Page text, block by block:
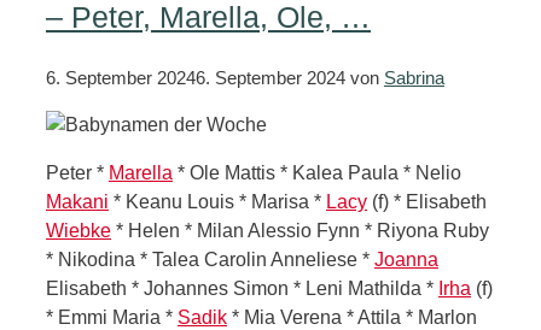
– Peter, Marella, Ole, …
6. September 20246. September 2024 von Sabrina
Peter * Marella * Ole Mattis * Kalea Paula * Nelio
Makani * Keanu Louis * Marisa * Lacy (f) * Elisabeth
Wiebke * Helen * Milan Alessio Fynn * Riyona Ruby
* Nikodina * Talea Carolin Anneliese * Joanna
Elisabeth * Johannes Simon * Leni Mathilda * Irha (f)
* Emmi Maria * Sadik * Mia Verena * Attila * Marlon